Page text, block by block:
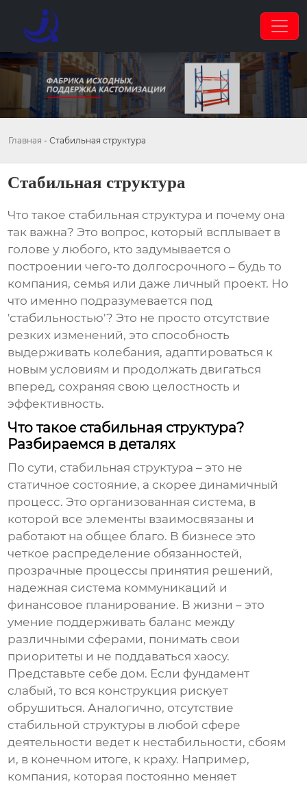
Главная - Стабильная структура
Стабильная структура
Что такое стабильная структура и почему она
так важна? Это вопрос, который всплывает в
голове у любого, кто задумывается о
построении чего-то долгосрочного – будь то
компания, семья или даже личный проект. Но
что именно подразумевается под
'стабильностью'? Это не просто отсутствие
резких изменений, это способность
выдерживать колебания, адаптироваться к
новым условиям и продолжать двигаться
вперед, сохраняя свою целостность и
эффективность.
Что такое стабильная структура?
Разбираемся в деталях
По сути, стабильная структура – это не
статичное состояние, а скорее динамичный
процесс. Это организованная система, в
которой все элементы взаимосвязаны и
работают на общее благо. В бизнесе это
четкое распределение обязанностей,
прозрачные процессы принятия решений,
надежная система коммуникаций и
финансовое планирование. В жизни – это
умение поддерживать баланс между
различными сферами, понимать свои
приоритеты и не поддаваться хаосу.
Представьте себе дом. Если фундамент
слабый, то вся конструкция рискует
обрушиться. Аналогично, отсутствие
стабильной структуры в любой сфере
деятельности ведет к нестабильности, сбоям
и, в конечном итоге, к краху. Например,
компания, которая постоянно меняет